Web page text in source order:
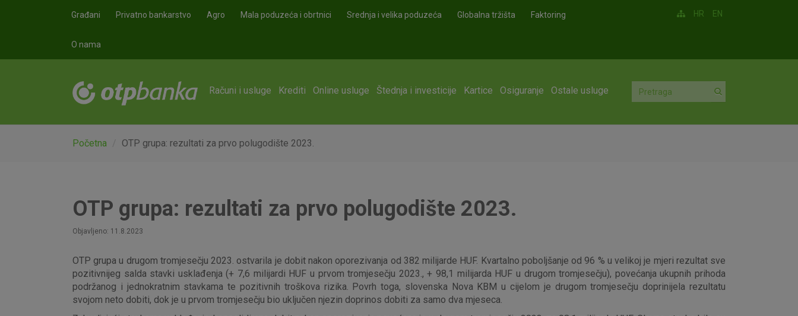
Građani Privatno bankarstvo Agro Mala poduzeća i obrtnici Srednja i velika poduzeća Globalna tržišta Faktoring
O nama
HR EN
Računi i usluge Krediti Online usluge Štednja i investicije Kartice Osiguranje Ostale usluge
Početna OTP grupa: rezultati za prvo polugodište 2023.
OTP grupa: rezultati za prvo polugodište 2023.
Objavljeno: 11.8.2023
OTP grupa u drugom tromjesečju 2023. ostvarila je dobit nakon oporezivanja od 382 milijarde HUF. Kvartalno poboljšanje od 96 % u velikoj je mjeri rezultat sve
pozitivnijeg salda stavki usklađenja (+ 7,6 milijardi HUF u prvom tromjesečju 2023., + 98,1 milijarda HUF u drugom tromjesečju), povećanja ukupnih prihoda
podržanog i jednokratnim stavkama te pozitivnih troškova rizika. Povrh toga, slovenska Nova KBM u cijelom je drugom tromjesečju doprinijela rezultatu
svojom neto dobiti, dok je u prvom tromjesečju bio uključen njezin doprinos dobiti za samo dva mjeseca.